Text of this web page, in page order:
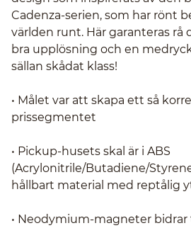
Cadenza-serien, som har rönt
världen runt. Här garanteras rå
bra upplösning och en
sällan skådat klass!
• Målet var att skapa ett så
prissegmentet
• Pickup-husets skal är i ABS
(Acrylonitrile/Butadiene/
hållbart material med reptålig
• Neodymium-magneter bidrar